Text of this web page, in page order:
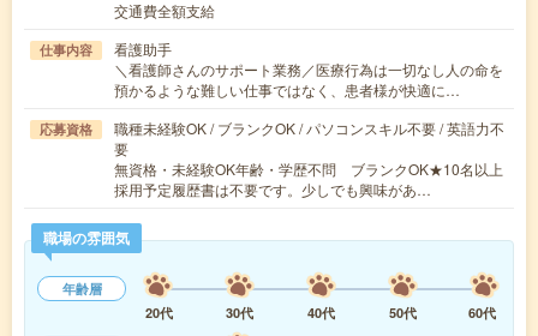
交通費全額支給
仕事内容
看護助手
＼看護師さんのサポート業務／医療行為は一切なし人の命を
預かるような難しい仕事ではなく、患者様が快適に…
応募資格
職種未経験OK / ブランクOK / パソコンスキル不要 / 英語力不
要
無資格・未経験OK年齢・学歴不問 ブランクOK★10名以上
採用予定履歴書は不要です。少しでも興味があ…
職場の雰囲気
年齢層
20代
30代 40代 50代
60代